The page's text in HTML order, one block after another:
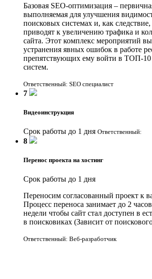
Базовая SEO-оптимизация –
выполняемая для улучшения
поисковых системах и, как
приводят к увеличению трафика и
сайта. Этот комплекс мероприятий
устранения явных ошибок в работе
препятствующих ему войти в ТОП-
систем.
Ответственный: SEO специалист
7
Видеоинструкция
Срок работы до 1 дня Ответственный:
8
Перенос проекта на хостинг
Срок работы до 1 дня
Переносим согласованный проект к
Процесс переноса занимает до 2
недели чтобы сайт стал доступен в
в поисковиках (Зависит от
Ответственный: Веб-разработчик